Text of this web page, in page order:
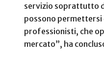
servizio soprattutto
possono permettersi
professionisti, che
mercato”, ha